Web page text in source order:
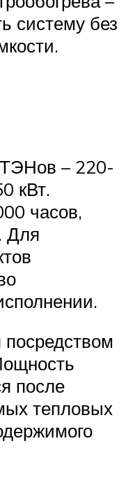
систему без
– 220-
кВт.
часов,
Для
после
тепловых